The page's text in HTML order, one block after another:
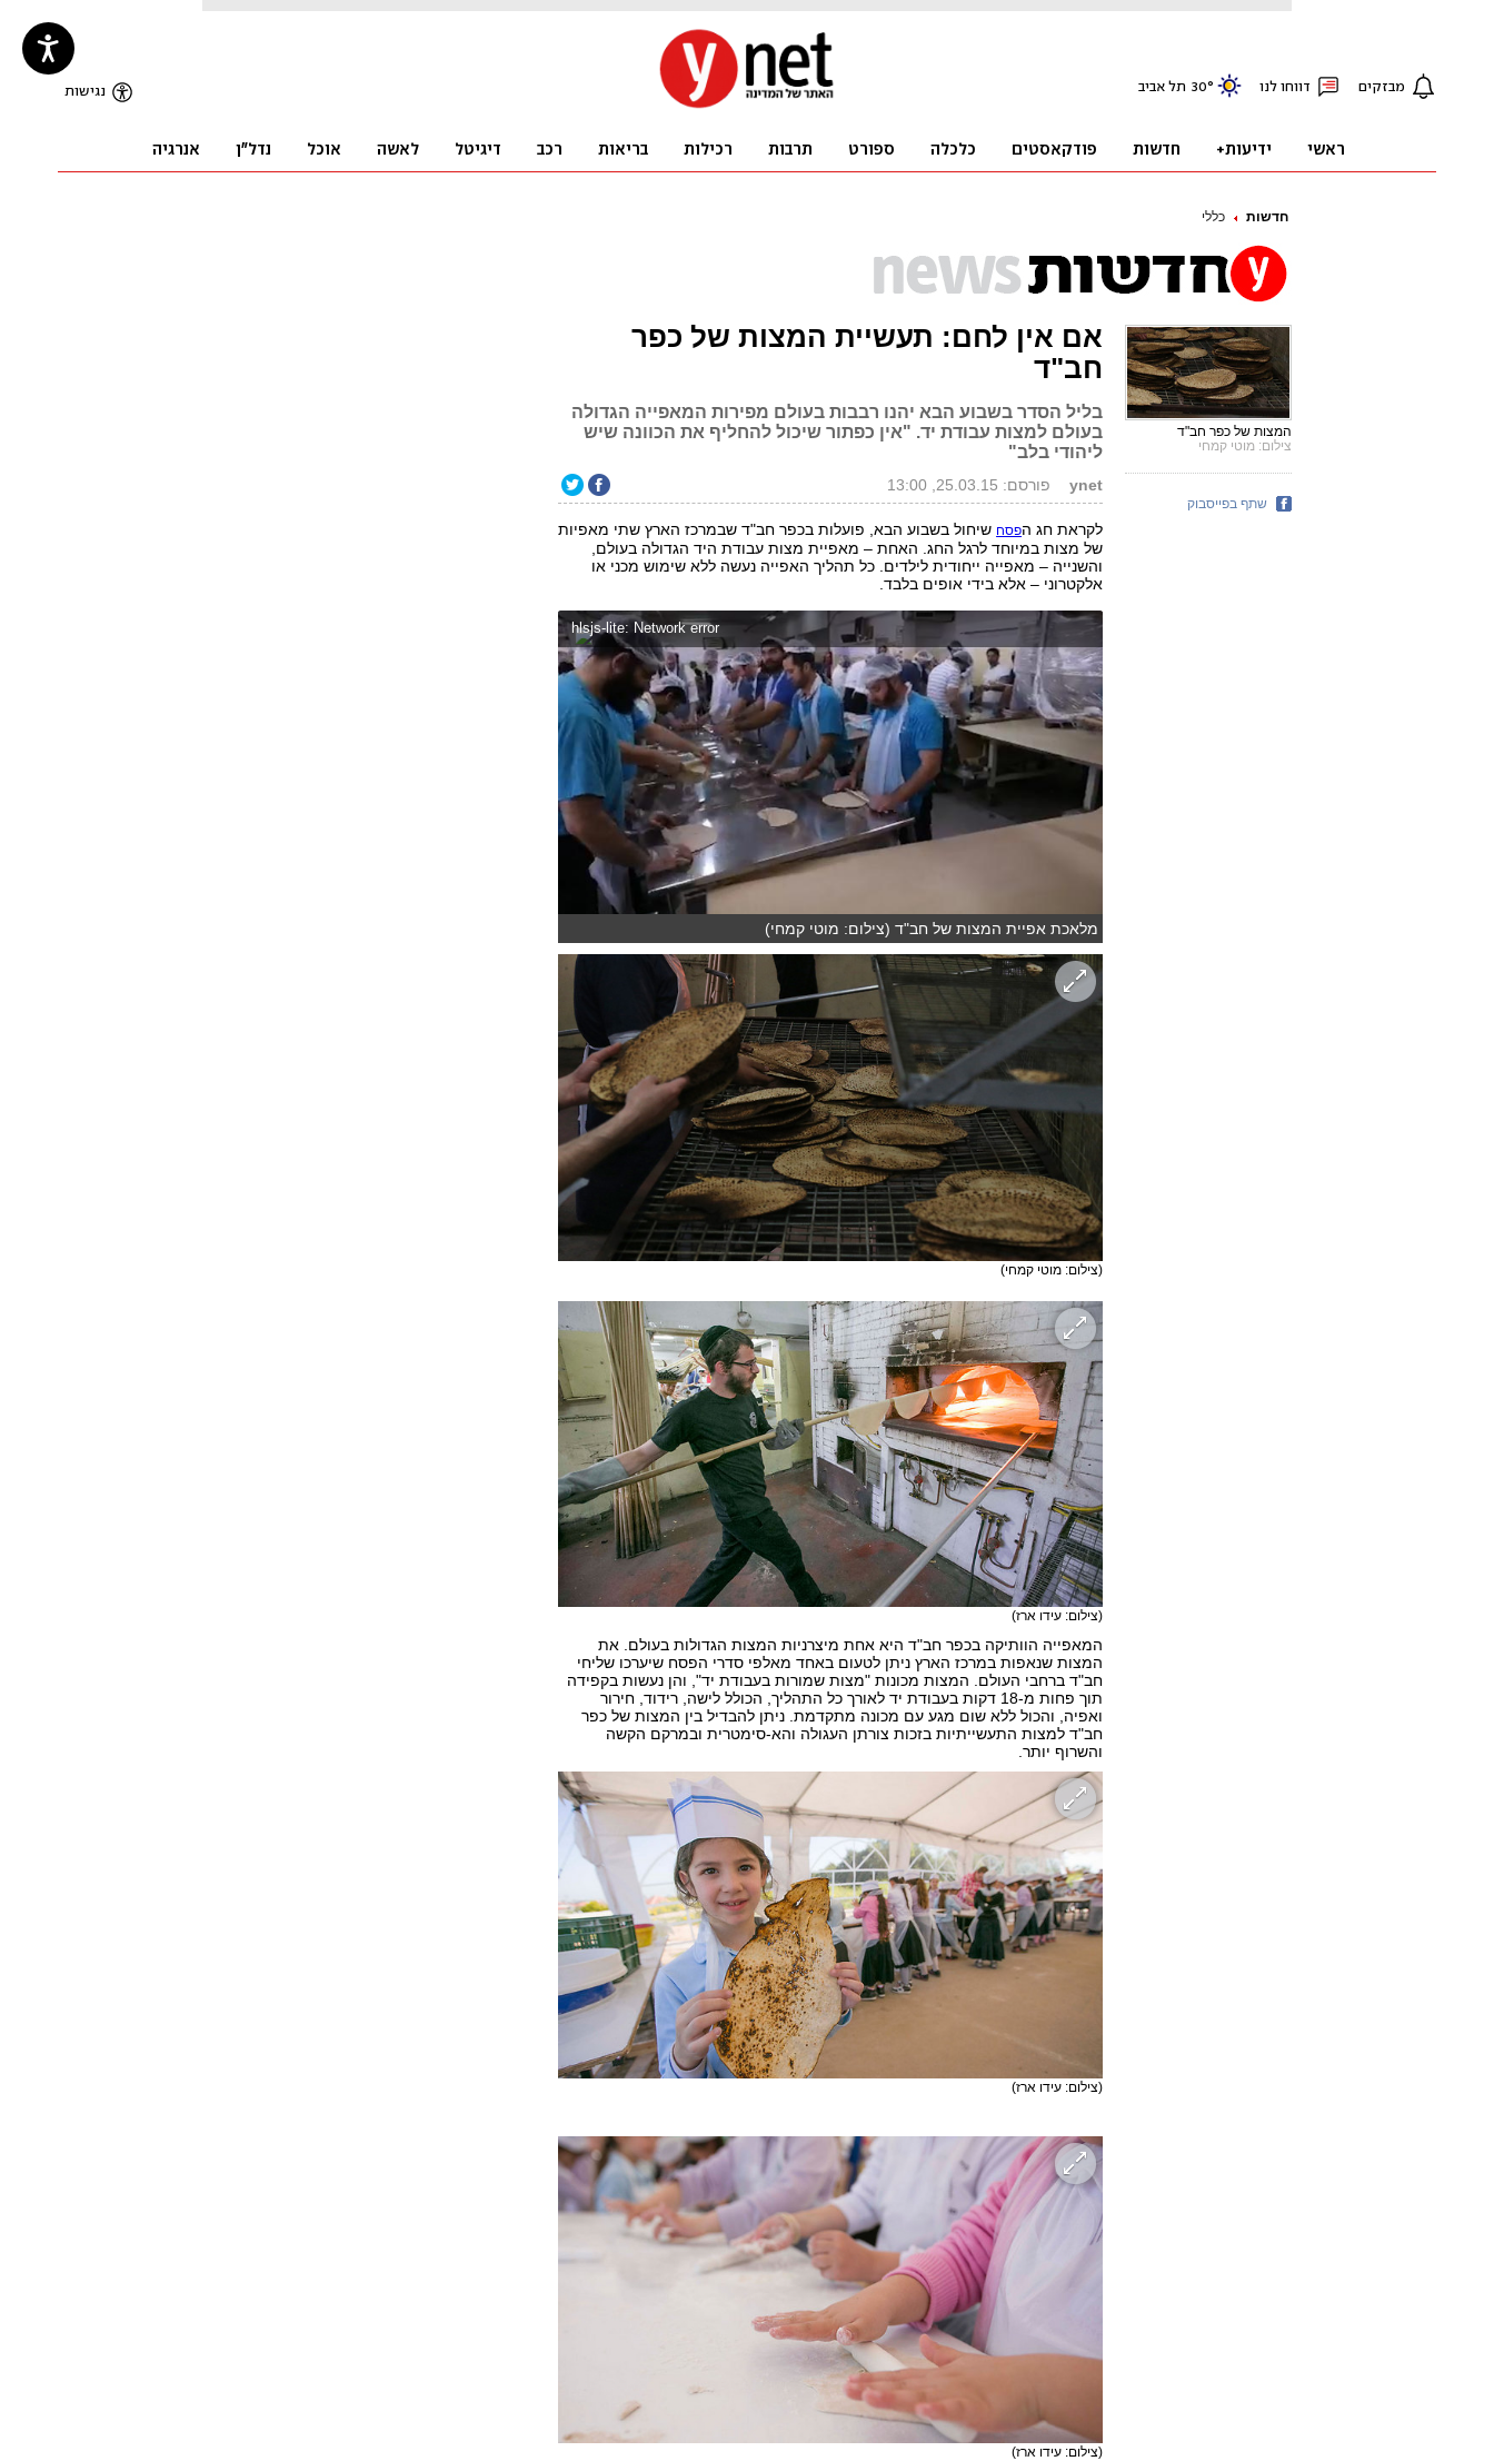
חדשות כללי
אם אין לחם: תעשיית המצות של כפר
חב"ד
בליל הסדר בשבוע הבא יהנו רבבות בעולם מפירות המאפייה הגדולה
בעולם למצות עבודת יד. "אין כפתור שיכול להחליף את הכוונה שיש
ליהודי בלב"
ynet פורסם: 25.03.15, 13:00
לקראת חג הפסח שיחול בשבוע הבא, פועלות בכפר חב"ד שבמרכז הארץ שתי מאפיות
של מצות במיוחד לרגל החג. האחת – מאפיית מצות עבודת היד הגדולה בעולם,
והשנייה – מאפייה ייחודית לילדים. כל תהליך האפייה נעשה ללא שימוש מכני או
אלקטרוני – אלא בידי אופים בלבד.
hlsjs-lite: Network error
מלאכת אפיית המצות של חב"ד (צילום: מוטי קמחי)
(צילום: מוטי קמחי)
(צילום: עידו ארז)
המאפייה הוותיקה בכפר חב"ד היא אחת מיצרניות המצות הגדולות בעולם. את
המצות שנאפות במרכז הארץ ניתן לטעום באחד מאלפי סדרי הפסח שיערכו שליחי
חב"ד ברחבי העולם. המצות מכונות "מצות שמורות בעבודת יד", והן נעשות בקפידה
תוך פחות מ-18 דקות בעבודת יד לאורך כל התהליך, הכולל לישה, רידוד, חירור
ואפיה, והכול ללא שום מגע עם מכונה מתקדמת. ניתן להבדיל בין המצות של כפר
חב"ד למצות התעשייתיות בזכות צורתן העגולה והא-סימטרית ובמרקם הקשה
והשרוף יותר.
(צילום: עידו ארז)
(צילום: עידו ארז)
המצות של כפר חב"ד
צילום: מוטי קמחי
שתף בפייסבוק